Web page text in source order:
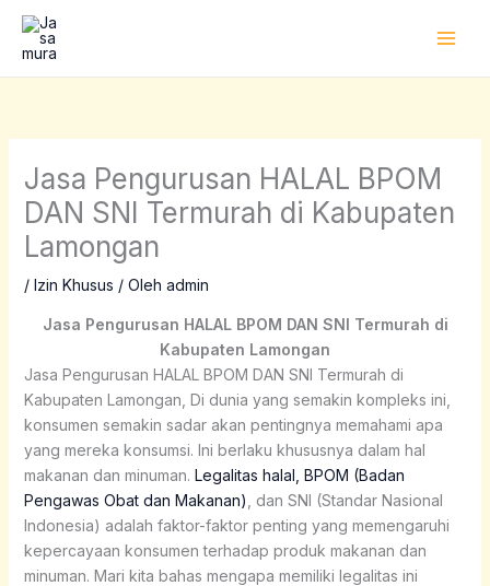
Lewati
konten
Jasa Pengurusan HALAL BPOM
DAN SNI Termurah di Kabupaten
Lamongan
/ Izin Khusus / Oleh admin
Jasa Pengurusan HALAL BPOM DAN SNI Termurah di
Kabupaten Lamongan
Jasa Pengurusan HALAL BPOM DAN SNI Termurah di
Kabupaten Lamongan , Di dunia yang semakin kompleks ini,
konsumen semakin sadar akan pentingnya memahami apa
yang mereka konsumsi. Ini berlaku khususnya dalam hal
makanan dan minuman. Legalitas halal, BPOM (Badan
Pengawas Obat dan Makanan) , dan SNI (Standar Nasional
Indonesia) adalah faktor-faktor penting yang memengaruhi
kepercayaan konsumen terhadap produk makanan dan
minuman. Mari kita bahas mengapa memiliki legalitas ini